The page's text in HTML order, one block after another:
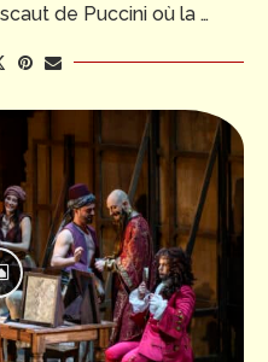
de Puccini où la …